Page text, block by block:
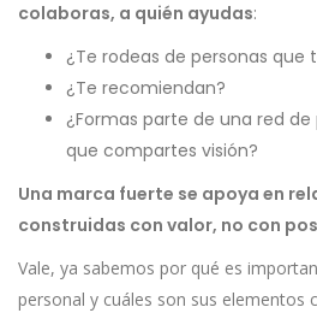
colaboras, a quién ayudas:
¿Te rodeas de personas que
¿Te recomiendan?
¿Formas parte de una red
que compartes visión?
Una marca fuerte se apoya en
construidas con valor, no con
Vale, ya sabemos por qué es
personal y cuáles son sus elementos